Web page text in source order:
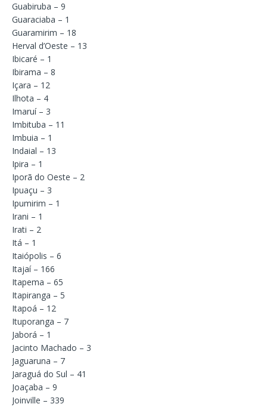
Guabiruba – 9
Guaraciaba – 1
Guaramirim – 18
Herval d’Oeste – 13
Ibicaré – 1
Ibirama – 8
Içara – 12
Ilhota – 4
Imaruí – 3
Imbituba – 11
Imbuia – 1
Indaial – 13
Ipira – 1
Iporã do Oeste – 2
Ipuaçu – 3
Ipumirim – 1
Irani – 1
Irati – 2
Itá – 1
Itaiópolis – 6
Itajaí – 166
Itapema – 65
Itapiranga – 5
Itapoá – 12
Ituporanga – 7
Jaborá – 1
Jacinto Machado – 3
Jaguaruna – 7
Jaraguá do Sul – 41
Joaçaba – 9
Joinville – 339